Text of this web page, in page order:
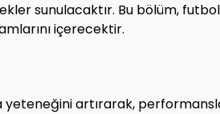
sunulacaktır. Bu bölüm, futbol
içerecektir.
artırarak,